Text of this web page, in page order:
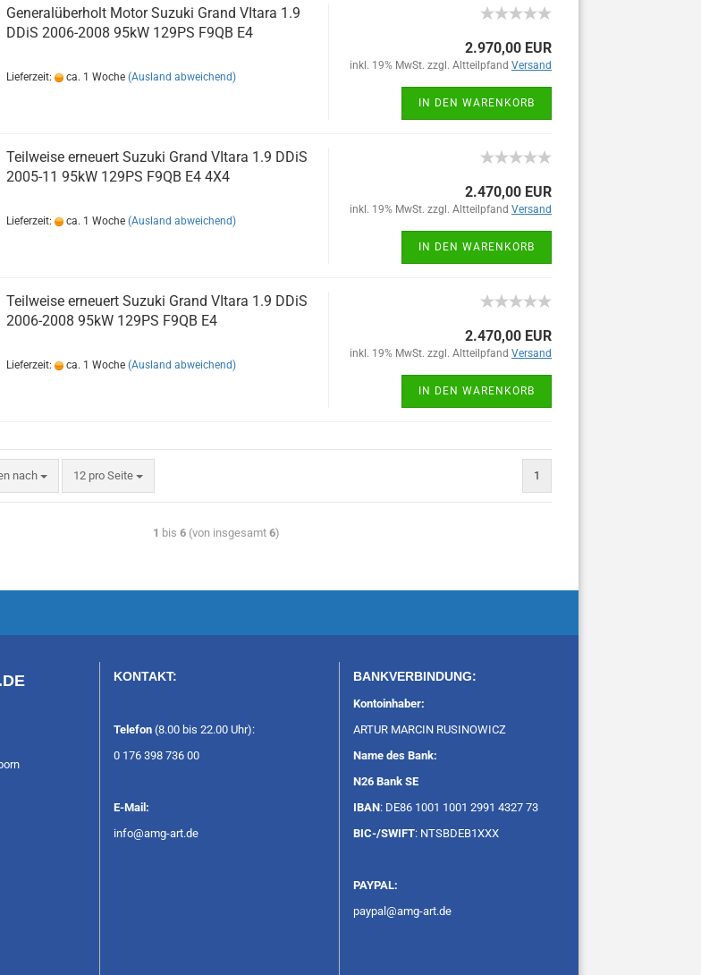
Generalüberholt Motor Suzuki Grand VItara 1.9
DDiS 2006-2008 95kW 129PS F9QB E4
Lieferzeit: ca. 1 Woche (Ausland abweichend)
2.970,00 EUR
inkl. 19% MwSt. zzgl. Altteilpfand Versand
IN DEN WARENKORB
Teilweise erneuert Suzuki Grand VItara 1.9 DDiS
2005-11 95kW 129PS F9QB E4 4X4
Lieferzeit: ca. 1 Woche (Ausland abweichend)
2.470,00 EUR
inkl. 19% MwSt. zzgl. Altteilpfand Versand
IN DEN WARENKORB
Teilweise erneuert Suzuki Grand VItara 1.9 DDiS
2006-2008 95kW 129PS F9QB E4
Lieferzeit: ca. 1 Woche (Ausland abweichend)
2.470,00 EUR
inkl. 19% MwSt. zzgl. Altteilpfand Versand
IN DEN WARENKORB
nach 12 pro Seite 1
1 bis 6 (von insgesamt 6)
KONTAKT:
Telefon (8.00 bis 22.00 Uhr):
0 176 398 736 00
E-Mail:
info@amg-art.de
BANKVERBINDUNG:
Kontoinhaber:
ARTUR MARCIN RUSINOWICZ
Name des Bank:
N26 Bank SE
IBAN: DE86 1001 1001 2991 4327 73
BIC-/SWIFT: NTSBDEB1XXX
PAYPAL:
paypal@amg-art.de